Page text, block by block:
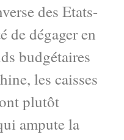
des Etats-
de dégager en
budgétaires
les caisses
plutôt
ampute la